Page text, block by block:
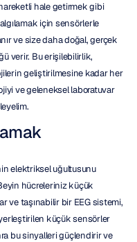
hale getirmek gibi
için sensörlerle
ve size daha doğal, gerçek
verir. Bu erişilebilirlik,
geliştirilmesine kadar her
ve geleneksel laboratuvar
elektriksel uğultusunu
hücreleriniz küçük
ve taşınabilir bir EEG sistemi,
küçük sensörler
bu sinyalleri güçlendirir ve